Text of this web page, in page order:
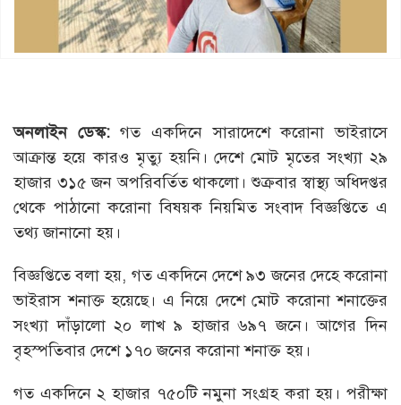
অনলাইন ডেস্ক:গত একদিনে সারাদেশে করোনা ভাইরাসে
আক্রান্ত হয়ে কারও মৃত্যু হয়নি। দেশে মোট মৃতের সংখ্যা ২৯
হাজার ৩১৫ জন অপরিবর্তিত থাকলো। শুক্রবার স্বাস্থ্য অধিদপ্তর
থেকে পাঠানো করোনা বিষয়ক নিয়মিত সংবাদ বিজ্ঞপ্তিতে এ
তথ্য জানানো হয়।
বিজ্ঞপ্তিতে বলা হয়, গত একদিনে দেশে ৯৩ জনের দেহে করোনা
ভাইরাস শনাক্ত হয়েছে। এ নিয়ে দেশে মোট করোনা শনাক্তের
সংখ্যা দাঁড়ালো ২০ লাখ ৯ হাজার ৬৯৭ জনে। আগের দিন
বৃহস্পতিবার দেশে ১৭০ জনের করোনা শনাক্ত হয়।
গত একদিনে ২ হাজার ৭৫০টি নমুনা সংগ্রহ করা হয়। পরীক্ষা